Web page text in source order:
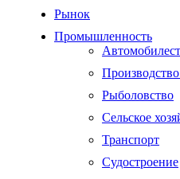
Рынок
Промышленность
Рыболовство
Сельское
Транспорт
Судостроение